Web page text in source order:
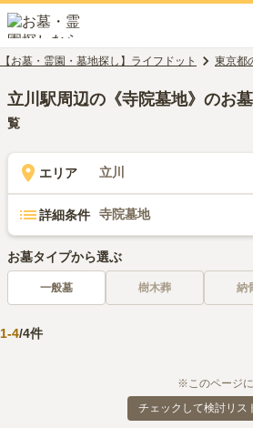
【お墓・霊園・墓地探し】ライフドット 東京都
立川駅周辺の《寺院墓地》のお
覧
エリア 立川
詳細条件 寺院墓地
お墓タイプから選ぶ
一般墓 樹木葬 納
1-4/4件
※このページ
チェックして検討リス